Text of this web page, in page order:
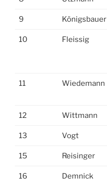
9 Königsbauer
10 Fleissig
11 Wiedemann
12 Wittmann
13 Vogt
15 Reisinger
16 Demnick